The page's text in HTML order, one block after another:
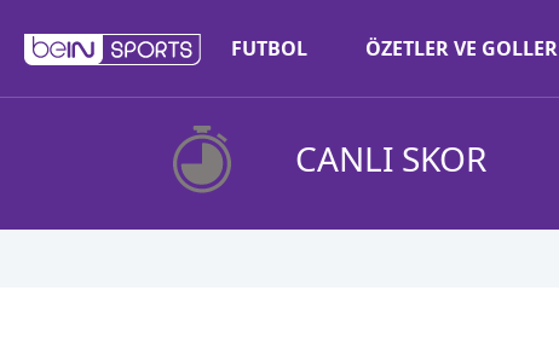
FUTBOL ÖZETLER VE GOLLER
CANLI SKOR